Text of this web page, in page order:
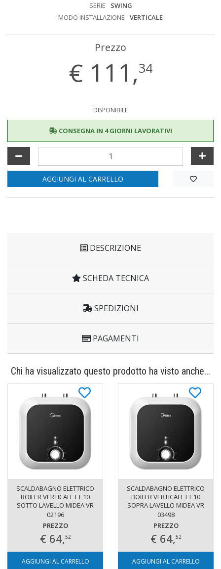
SERIE
SWING
MODO INSTALLAZIONE
VERTICALE
Prezzo
€ 111,34
DISPONIBILE
CONSEGNA IN 4 GIORNI LAVORATIVI
AGGIUNGI AL CARRELLO
DESCRIZIONE
SCHEDA TECNICA
SPEDIZIONI
PAGAMENTI
Chi ha visualizzato questo prodotto ha visto anche...
SCALDABAGNO ELETTRICO
BOILER VERTICALE LT 10
SOTTO LAVELLO MIDEA VR
02196
PREZZO
€ 64,52
AGGIUNGI AL CARRELLO
SCALDABAGNO ELETTRICO
BOILER VERTICALE LT 10
SOPRA LAVELLO MIDEA VR
03498
PREZZO
€ 64,52
AGGIUNGI AL CARRELLO